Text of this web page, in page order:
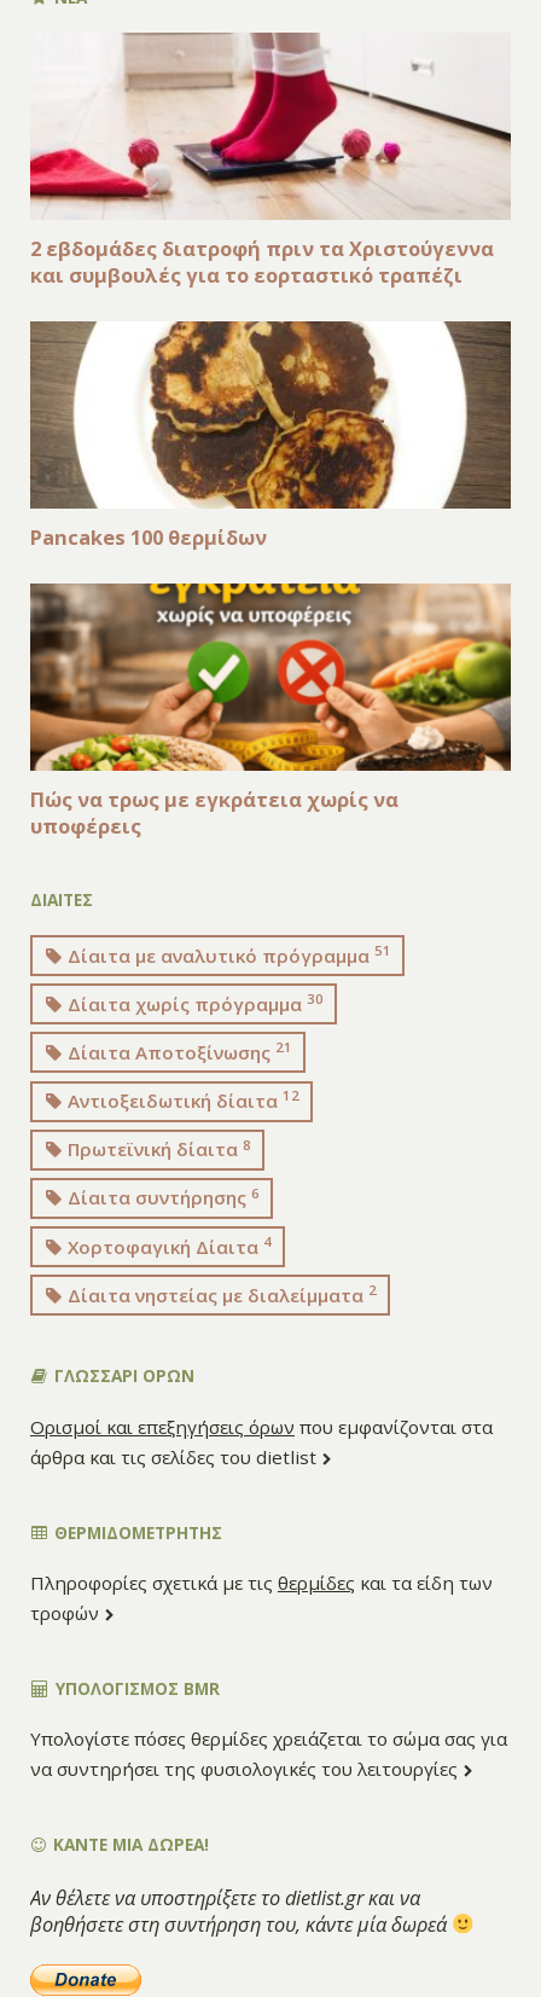
2 εβδομάδες διατροφή πριν τα Χριστούγεννα
και συμβουλές για το εορταστικό τραπέζι
Pancakes 100 θερμίδων
Πώς να τρως με εγκράτεια χωρίς να
υποφέρεις
ΔΙΑΙΤΕΣ
Δίαιτα με αναλυτικό πρόγραμμα51
Δίαιτα χωρίς πρόγραμμα 30
Δίαιτα Αποτοξίνωσης 21
Αντιοξειδωτική δίαιτα 12
Πρωτεϊνική δίαιτα8
Δίαιτα συντήρησης6
Χορτοφαγική Δίαιτα 4
Δίαιτα νηστείας με διαλείμματα 2
ΓΛΩΣΣΑΡΙ ΟΡΩΝ
Ορισμοί και επεξηγήσεις όρων που εμφανίζονται στα
άρθρα και τις σελίδες του dietlist
ΘΕΡΜΙΔΟΜΕΤΡΗΤΗΣ
Πληροφορίες σχετικά με τις θερμίδες και τα είδη των
τροφών
ΥΠΟΛΟΓΙΣΜΌΣ BMR
Υπολογίστε πόσες θερμίδες χρειάζεται το σώμα σας για
να συντηρήσει της φυσιολογικές του λειτουργίες
ΚΑΝΤΕ ΜΙΑ ΔΩΡΕΑ!
Αν θέλετε να υποστηρίξετε το dietlist.gr και να
βοηθήσετε στη συντήρηση του, κάντε μία δωρεά